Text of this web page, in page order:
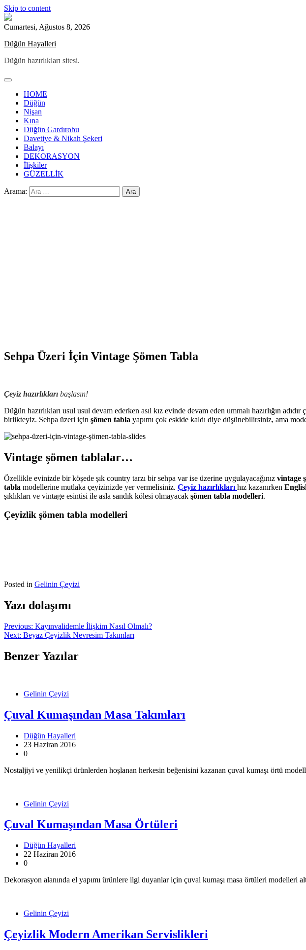
Skip to content
Cumartesi, Ağustos 8, 2026
Düğün Hayalleri
Düğün hazırlıkları sitesi.
HOME
Düğün
Nişan
Kına
Düğün Gardırobu
Davetiye & Nikah Şekeri
Balayı
DEKORASYON
İlişkiler
GÜZELLİK
Arama:
Sehpa Üzeri İçin Vintage Şömen Tabla
Çeyiz hazırlıkları başlasın!
Düğün hazırlıkları usul usul devam ederken asıl kız evinde devam eden ummalı hazırlığın
birlikteyiz. Sehpa üzeri için şömen tabla yapımı çok eskide kaldı diye düşünebilirsiniz, ama
Vintage şömen tablalar…
Özellikle evinizde bir köşede şık country tarzı bir sehpa var ise üzerine uygulayacağınız vintage
tabla modellerine mutlaka çeyizinizde yer vermelisiniz. Çeyiz hazırlıkları hız kazanırken
şıklıkları ve vintage esintisi ile asla sandık kölesi olmayacak şömen tabla modelleri.
Çeyizlik şömen tabla modelleri
Posted in Gelinin Çeyizi
Yazı dolaşımı
Previous: Kayınvalidemle İlişkim Nasıl Olmalı?
Next: Beyaz Çeyizlik Nevresim Takımları
Benzer Yazılar
Gelinin Çeyizi
Çuval Kumaşından Masa Takımları
Düğün Hayalleri
23 Haziran 2016
0
Nostaljiyi ve yenilikçi ürünlerden hoşlanan herkesin beğenisini kazanan çuval kumaşı örtü
Gelinin Çeyizi
Çuval Kumaşından Masa Örtüleri
Düğün Hayalleri
22 Haziran 2016
0
Dekorasyon alanında el yapımı ürünlere ilgi duyanlar için çuval kumaşı masa örtüleri modelleri
Gelinin Çeyizi
Çeyizlik Modern Amerikan Servislikleri